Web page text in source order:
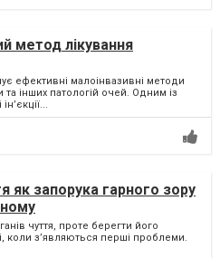
метод лікування
ефективні малоінвазивні методи
та інших патологій очей. Одним із
як запорука гарного зору
чуття, проте берегти його
коли з’являються перші проблеми.